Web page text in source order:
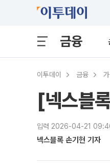
금융
이투데이 금융
[넥스블
입력 2026-04-21
넥스블록 손기현 기자